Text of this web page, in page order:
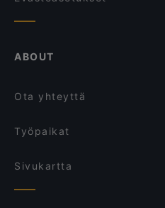
ABOUT
Ota yhteyttä
Työpaikat
Sivukartta